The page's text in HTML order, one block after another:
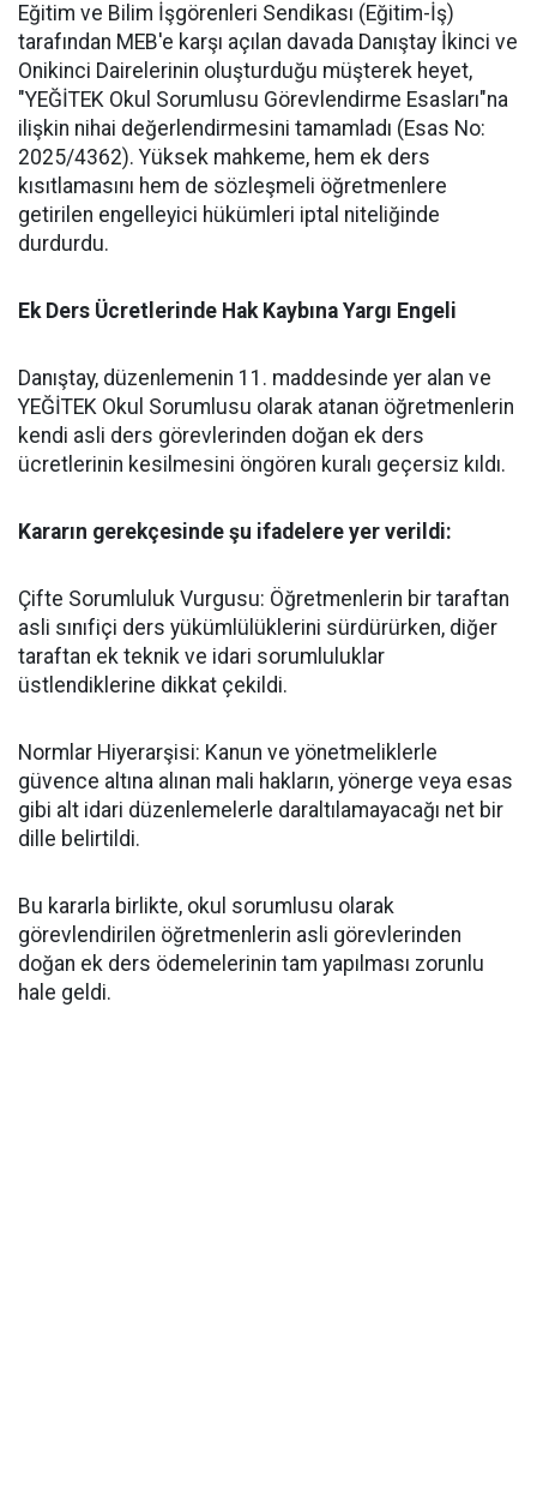
​Eğitim ve Bilim İşgörenleri Sendikası (Eğitim-İş)
tarafından MEB'e karşı açılan davada Danıştay İkinci ve
Onikinci Dairelerinin oluşturduğu müşterek heyet,
"YEĞİTEK Okul Sorumlusu Görevlendirme Esasları"na
ilişkin nihai değerlendirmesini tamamladı (Esas No:
2025/4362). Yüksek mahkeme, hem ek ders
kısıtlamasını hem de sözleşmeli öğretmenlere
getirilen engelleyici hükümleri iptal niteliğinde
durdurdu.
​Ek Ders Ücretlerinde Hak Kaybına Yargı Engeli
​Danıştay, düzenlemenin 11. maddesinde yer alan ve
YEĞİTEK Okul Sorumlusu olarak atanan öğretmenlerin
kendi asli ders görevlerinden doğan ek ders
ücretlerinin kesilmesini öngören kuralı geçersiz kıldı.
​Kararın gerekçesinde şu ifadelere yer verildi:
​Çifte Sorumluluk Vurgusu: Öğretmenlerin bir taraftan
asli sınıfiçi ders yükümlülüklerini sürdürürken, diğer
taraftan ek teknik ve idari sorumluluklar
üstlendiklerine dikkat çekildi.
​Normlar Hiyerarşisi: Kanun ve yönetmeliklerle
güvence altına alınan mali hakların, yönerge veya esas
gibi alt idari düzenlemelerle daraltılamayacağı net bir
dille belirtildi.
​Bu kararla birlikte, okul sorumlusu olarak
görevlendirilen öğretmenlerin asli görevlerinden
doğan ek ders ödemelerinin tam yapılması zorunlu
hale geldi.